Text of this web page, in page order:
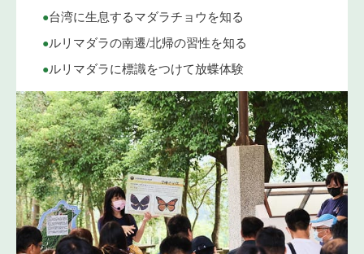
•台湾に生息するマダラチョウを知る
•ルリマダラの南遷/北帰の習性を知る
•ルリマダラに標識をつけて放蝶体験